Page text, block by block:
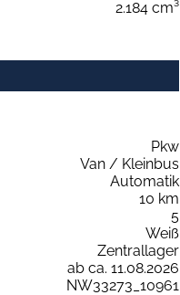
2.184 cm³
Pkw
Van / Kleinbus
Automatik
10 km
5
Weiß
Zentrallager
ab ca. 11.08.2026
NW33273_10961